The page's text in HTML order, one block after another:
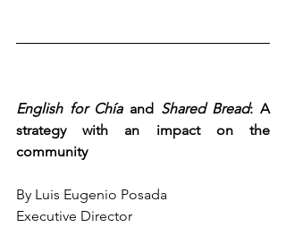
English for Chía and Shared Bread: A
strategy with an impact on the
community
By Luis Eugenio Posada
Executive Director